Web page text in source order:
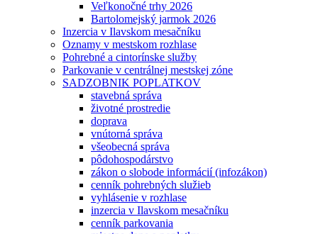
Veľkonočné trhy 2026
Bartolomejský jarmok 2026
Inzercia v Ilavskom mesačníku
Oznamy v mestskom rozhlase
Pohrebné a cintorínske služby
Parkovanie v centrálnej mestskej zóne
SADZOBNIK POPLATKOV
stavebná správa
životné prostredie
doprava
vnútorná správa
všeobecná správa
pôdohospodárstvo
zákon o slobode informácií (infozákon)
cenník pohrebných služieb
vyhlásenie v rozhlase
inzercia v Ilavskom mesačníku
cenník parkovania